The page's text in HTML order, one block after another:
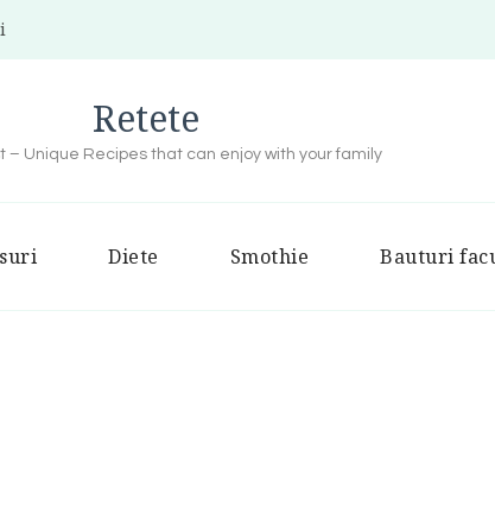
Retete
– Unique Recipes that can enjoy with your family
Diete Smothie Bauturi